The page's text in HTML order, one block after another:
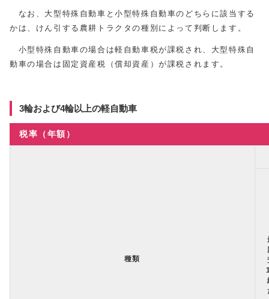
なお、大型特殊自動車と小型特殊自動車のどちらに該当する
かは、けん引する農耕トラクタの種別によって判断します。
小型特殊自動車の場合は軽自動車税が課税され、大型特殊自
動車の場合は固定資産税（償却資産）が課税されます。
3輪および4輪以上の軽自動車
税率（年額）
種類